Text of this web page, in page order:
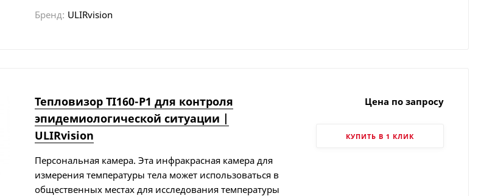
Бренд: ULIRvision
Тепловизор TI160-P1 для контроля
эпидемиологической ситуации |
ULIRvision
Персональная камера. Эта инфракрасная камера для
измерения температуры тела может использоваться в
общественных местах для исследования температуры
Цена по запросу
КУПИТЬ В 1 КЛИК